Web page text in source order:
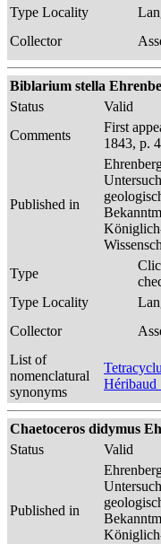
Type Locality
Collector
Biblarium stella
Status
Valid
Comments
First
1843, p.
Published in
Type
Type Locality
Collector
List of
nomenclatural
synonyms
Héribaud
Chaetoceros didymus
Status
Valid
Published in